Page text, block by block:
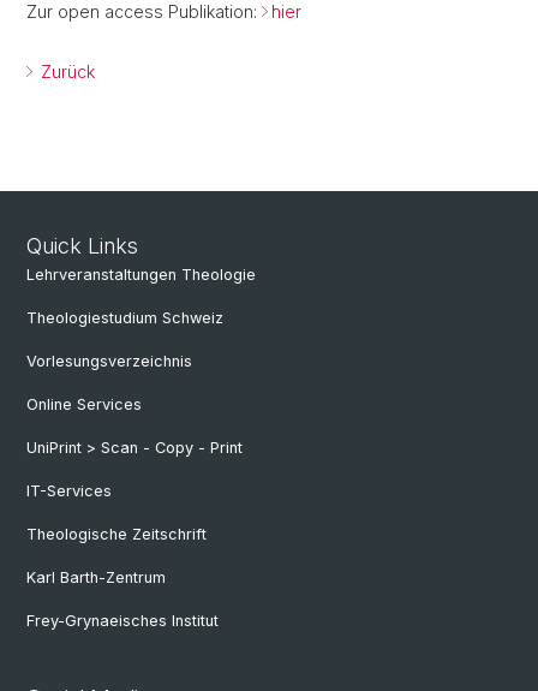
Zur open access Publikation: hier
Zurück
Quick Links
Lehrveranstaltungen Theologie
Theologiestudium Schweiz
Vorlesungsverzeichnis
Online Services
UniPrint > Scan - Copy - Print
IT-Services
Theologische Zeitschrift
Karl Barth-Zentrum
Frey-Grynaeisches Institut